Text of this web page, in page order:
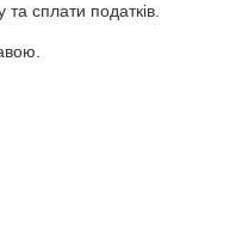
сплати податків.